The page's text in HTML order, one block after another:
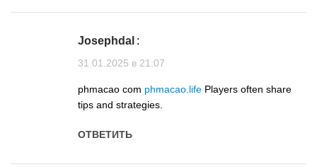
Josephdal :
31.01.2025 в 21:07
phmacao com phmacao.life Players often share
tips and strategies.
ОТВЕТИТЬ